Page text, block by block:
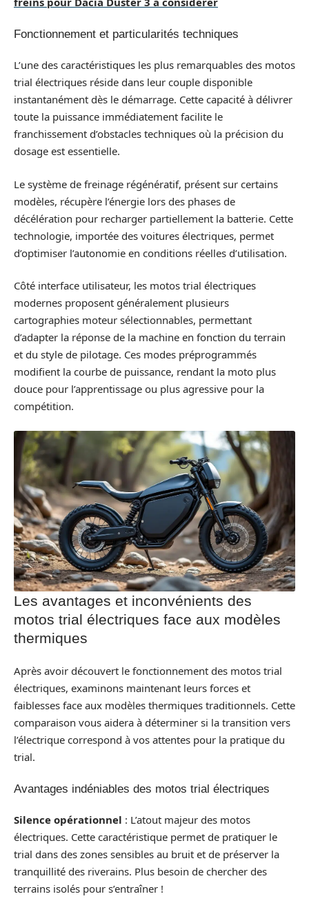
Fonctionnement et particularités techniques
L’une des caractéristiques les plus remarquables des motos
trial électriques réside dans leur couple disponible
instantanément dès le démarrage. Cette capacité à délivrer
toute la puissance immédiatement facilite le
franchissement d’obstacles techniques où la précision du
dosage est essentielle.
Le système de freinage régénératif, présent sur certains
modèles, récupère l’énergie lors des phases de
décélération pour recharger partiellement la batterie. Cette
technologie, importée des voitures électriques, permet
d’optimiser l’autonomie en conditions réelles d’utilisation.
Côté interface utilisateur, les motos trial électriques
modernes proposent généralement plusieurs
cartographies moteur sélectionnables, permettant
d’adapter la réponse de la machine en fonction du terrain
et du style de pilotage. Ces modes préprogrammés
modifient la courbe de puissance, rendant la moto plus
douce pour l’apprentissage ou plus agressive pour la
compétition.
Les avantages et inconvénients des
motos trial électriques face aux modèles
thermiques
Après avoir découvert le fonctionnement des motos trial
électriques, examinons maintenant leurs forces et
faiblesses face aux modèles thermiques traditionnels. Cette
comparaison vous aidera à déterminer si la transition vers
l’électrique correspond à vos attentes pour la pratique du
trial.
Avantages indéniables des motos trial électriques
Silence opérationnel : L’atout majeur des motos
électriques. Cette caractéristique permet de pratiquer le
trial dans des zones sensibles au bruit et de préserver la
tranquillité des riverains. Plus besoin de chercher des
terrains isolés pour s’entraîner !